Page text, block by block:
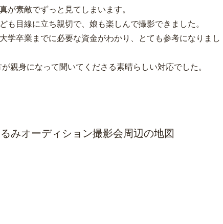
素敵でずっと見てしまいます。
目線に立ち親切で、娘も楽しんで撮影できました。
学卒業までに必要な資金がわかり、とても参考になりまし
親身になって聞いてくださる素晴らしい対応でした。
みオーディション撮影会周辺の地図